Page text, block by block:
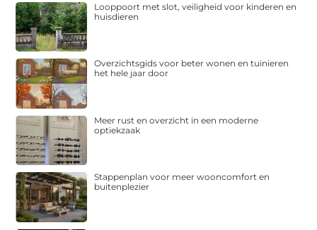
Looppoort met slot, veiligheid voor kinderen en
huisdieren
Overzichtsgids voor beter wonen en tuinieren
het hele jaar door
Meer rust en overzicht in een moderne
optiekzaak
Stappenplan voor meer wooncomfort en
buitenplezier